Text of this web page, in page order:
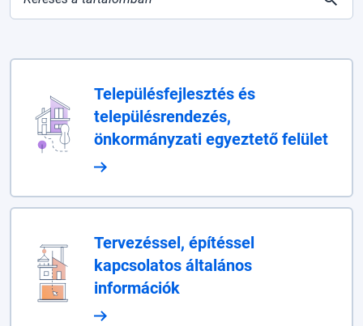
Településfejlesztés és
településrendezés,
önkormányzati egyeztető felület
Tervezéssel, építéssel
kapcsolatos általános
információk